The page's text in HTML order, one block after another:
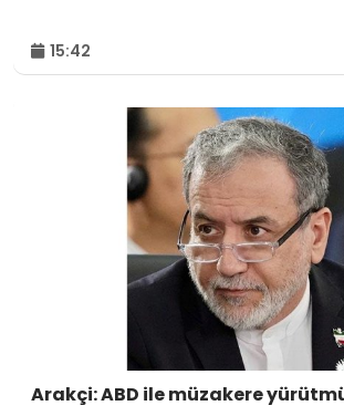
15:42
Arakçi: ABD ile müzakere